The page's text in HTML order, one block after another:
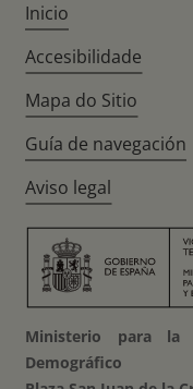
Inicio
Accesibilidade
Mapa do Sitio
Guía de navegación
Aviso legal
Ministerio para la
Demográfico